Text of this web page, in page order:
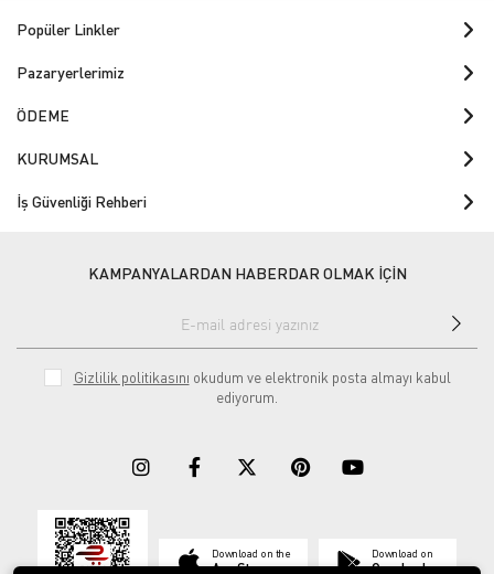
Popüler Linkler
Pazaryerlerimiz
ÖDEME
KURUMSAL
İş Güvenliği Rehberi
KAMPANYALARDAN HABERDAR OLMAK İÇİN
Gizlilik politikasını okudum ve elektronik posta almayı kabul
ediyorum.
Download on the
App Store
Download on
Google play